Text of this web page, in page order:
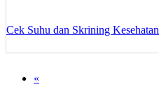
Cek Suhu dan Skrining Kesehatan
«